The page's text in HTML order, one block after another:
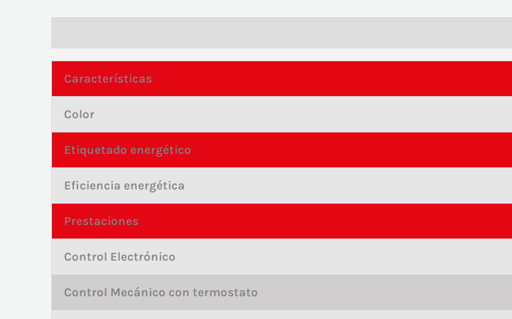
Características
Color
Etiquetado energético
Eficiencia energética
Prestaciones
Control Electrónico
Control Mecánico con termostato